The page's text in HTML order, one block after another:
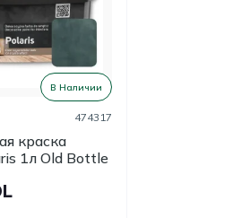
В Наличии
краска
1л Old Bottle
474317